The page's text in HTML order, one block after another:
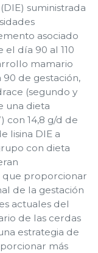
suministrada
asociado
día 90 al 110
mamario
de gestación,
(segundo y
una dieta
con 14,8 g/d de
lisina DIE a
con dieta
que proporcionar
de la gestación
actuales del
de las cerdas
estrategia de
más